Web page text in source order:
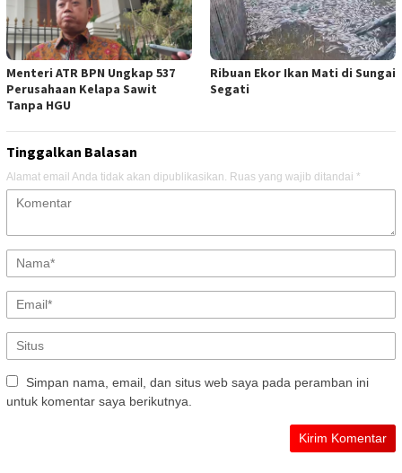
Menteri ATR BPN Ungkap 537
Perusahaan Kelapa Sawit
Tanpa HGU
Ribuan Ekor Ikan Mati di Sungai
Segati
Tinggalkan Balasan
Alamat email Anda tidak akan dipublikasikan. Ruas yang wajib ditandai *
Simpan nama, email, dan situs web saya pada peramban ini
untuk komentar saya berikutnya.